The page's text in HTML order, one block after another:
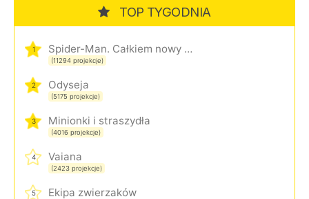
TOP TYGODNIA
1 Spider-Man. Całkiem nowy dzień
(11294 projekcje)
2 Odyseja
(5175 projekcje)
3 Minionki i straszydła
(4016 projekcje)
4 Vaiana
(2423 projekcje)
5 Ekipa zwierzaków